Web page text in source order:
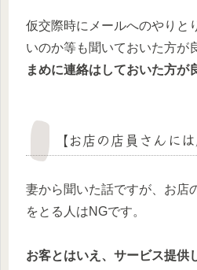
仮交際時にメールへのやりと
いのか等も聞いておいた方が
まめに連絡はしておいた方が
【お店の店員さんに
妻から聞いた話ですが、お店
をとる人はNGです。
お客とはいえ、サービス提供